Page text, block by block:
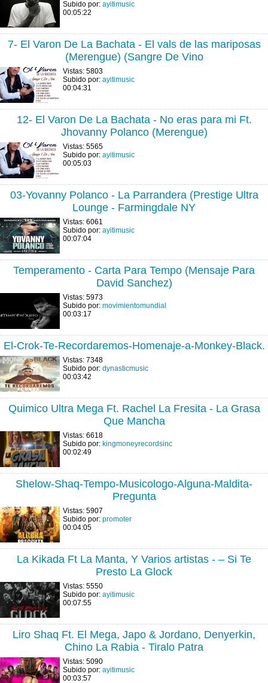
Subido por: ayitimusic
00:05:22
7- El Varon De La Bachata - El vals de las mariposas
(Merengue) (Sangre De Vino
Vistas: 5803
Subido por: ayitimusic
00:04:31
12- El Varon De La Bachata - No eras para mi Ft.
Jhovanny Polanco (Merengue)
Vistas: 5565
Subido por: ayitimusic
00:05:03
03-Yovanny Polanco - La Parrandera (Prestige Ultra
Lounge - Farmingdale NY
Vistas: 6061
Subido por: ayitimusic
00:07:04
Temperamento - Carta Para Tempo (Mensaje Para
David Sanchez)
Vistas: 5973
Subido por: movimientomundial
00:03:17
El-Crok-Te-Recordaremos-Homenaje-a-Monkey-Black.
Vistas: 7348
Subido por: dynasticmusic
00:03:42
Quimico Ultra Mega Ft. Rachel La Fresita - La Grasa
Que Mancha
Vistas: 6618
Subido por: kingmoneyrecordsinc
00:02:49
Shelow-Shaq-Tempo-Musicologo-Alguna-Maldita-
Pregunta
Vistas: 5907
Subido por: promoter
00:04:05
La Kikada Ft La Manta, Y Varios artistas - – Si Te
Presto La Glock
Vistas: 5550
Subido por: ayitimusic
00:07:55
Liro Shaq Ft. El Mega, Japo & Jordano, Denyerkin,
Chino La Rabia - Tiralo Patra
Vistas: 5090
Subido por: ayitimusic
00:03:57